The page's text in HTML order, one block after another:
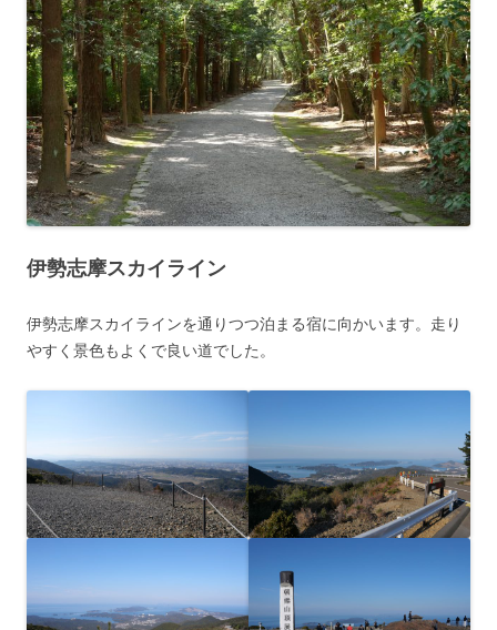
伊勢志摩スカイライン
伊勢志摩スカイラインを通りつつ泊まる宿に向かいます。走り
やすく景色もよくで良い道でした。